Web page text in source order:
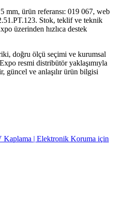
mm, ürün referansı: 019 067, web
Stok, teklif ve teknik
üzerinden hızlıca destek
doğru ölçü seçimi ve kurumsal
resmi distribütör yaklaşımıyla
güncel ve anlaşılır ürün bilgisi
| Elektronik Koruma için